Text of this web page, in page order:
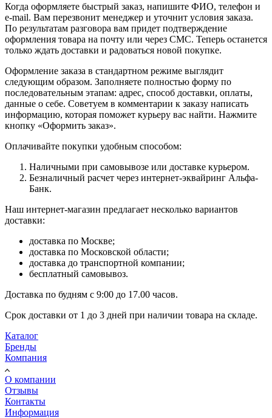
Когда оформляете быстрый заказ, напишите ФИО, телефон и
e-mail. Вам перезвонит менеджер и уточнит условия заказа.
По результатам разговора вам придет подтверждение
оформления товара на почту или через СМС. Теперь останется
только ждать доставки и радоваться новой покупке.
Оформление заказа в стандартном режиме выглядит
следующим образом. Заполняете полностью форму по
последовательным этапам: адрес, способ доставки, оплаты,
данные о себе. Советуем в комментарии к заказу написать
информацию, которая поможет курьеру вас найти. Нажмите
кнопку «Оформить заказ».
Оплачивайте покупки удобным способом:
Наличными при самовывозе или доставке курьером.
Безналичный расчет через интернет-эквайринг Альфа-
Банк.
Наш интернет-магазин предлагает несколько вариантов
доставки:
доставка по Москве;
доставка по Московской области;
доставка до транспортной компании;
бесплатный самовывоз.
Доставка по будням с 9:00 до 17.00 часов.
Срок доставки от 1 до 3 дней при наличии товара на складе.
Каталог
Бренды
Компания
О компании
Отзывы
Контакты
Информация